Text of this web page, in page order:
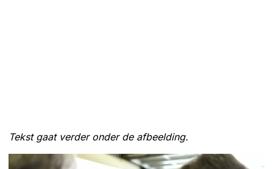
Tekst gaat verder onder de afbeelding.